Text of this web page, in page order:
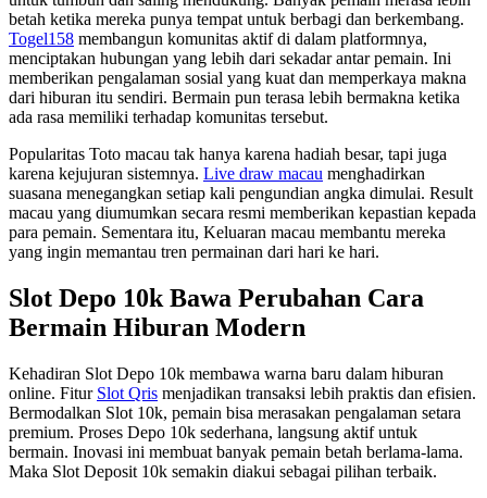
betah ketika mereka punya tempat untuk berbagi dan berkembang.
Togel158 membangun komunitas aktif di dalam platformnya,
menciptakan hubungan yang lebih dari sekadar antar pemain. Ini
memberikan pengalaman sosial yang kuat dan memperkaya makna
dari hiburan itu sendiri. Bermain pun terasa lebih bermakna ketika
ada rasa memiliki terhadap komunitas tersebut.
Popularitas Toto macau tak hanya karena hadiah besar, tapi juga
karena kejujuran sistemnya. Live draw macau menghadirkan
suasana menegangkan setiap kali pengundian angka dimulai. Result
macau yang diumumkan secara resmi memberikan kepastian kepada
para pemain. Sementara itu, Keluaran macau membantu mereka
yang ingin memantau tren permainan dari hari ke hari.
Slot Depo 10k Bawa Perubahan Cara
Bermain Hiburan Modern
Kehadiran Slot Depo 10k membawa warna baru dalam hiburan
online. Fitur Slot Qris menjadikan transaksi lebih praktis dan efisien.
Bermodalkan Slot 10k, pemain bisa merasakan pengalaman setara
premium. Proses Depo 10k sederhana, langsung aktif untuk
bermain. Inovasi ini membuat banyak pemain betah berlama-lama.
Maka Slot Deposit 10k semakin diakui sebagai pilihan terbaik.